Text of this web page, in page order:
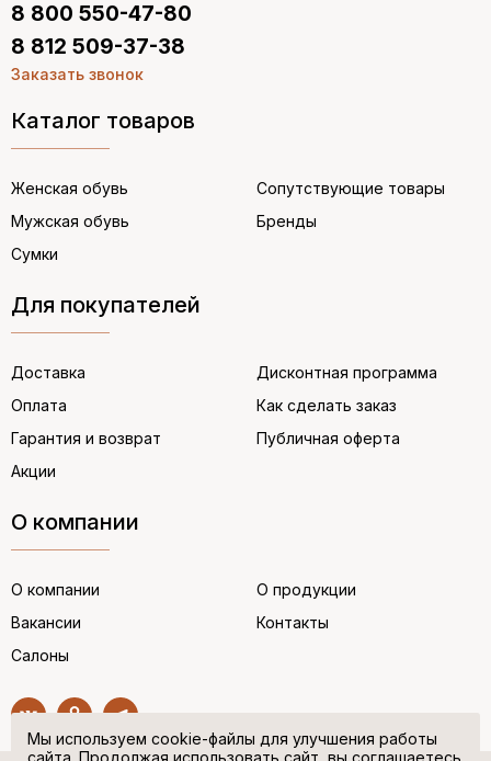
Каталог товаров
Женская обувь
Мужская обувь
Сумки
Сопутствующие товары
Бренды
Для покупателей
Доставка
Оплата
Гарантия и возврат
Акции
Дисконтная программа
Как сделать заказ
Публичная оферта
О компании
О компании
Вакансии
Салоны
О продукции
Контакты
8 800 550-47-80
8 812 509-37-38
Заказать звонок
Мы используем cookie-файлы для улучшения работы
сайта. Продолжая использовать сайт, вы соглашаетесь